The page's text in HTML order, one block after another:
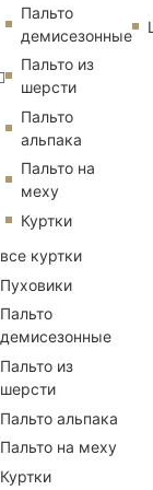
Пальто
демисезонные
Пальто из
шерсти
Пальто
альпака
Пальто на
меху
Куртки
все куртки
Пуховики
Пальто
демисезонные
Пальто из
шерсти
Пальто альпака
Пальто на меху
Куртки